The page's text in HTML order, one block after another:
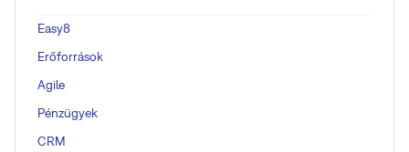
Easy8
Erőforrások
Agile
Pénzügyek
CRM